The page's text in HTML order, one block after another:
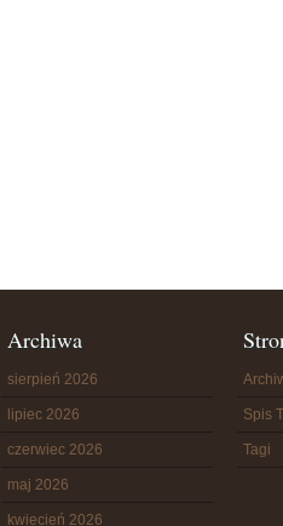
Archiwa
sierpień 2026
lipiec 2026
czerwiec 2026
maj 2026
kwiecień 2026
Spis
Tagi